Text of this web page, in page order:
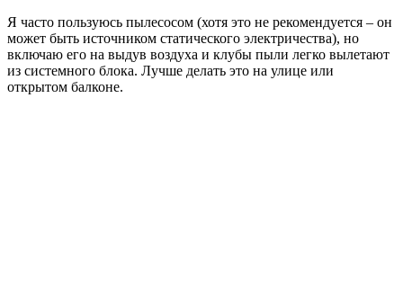
Я часто пользуюсь пылесосом (хотя это не рекомендуется – он
может быть источником статического электричества), но
включаю его на выдув воздуха и клубы пыли легко вылетают
из системного блока. Лучше делать это на улице или
открытом балконе.